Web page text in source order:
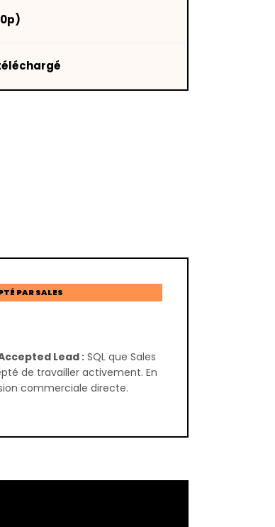
PAR SALES
Lead :SQL que Sales
de travailler activement. En
commerciale directe.